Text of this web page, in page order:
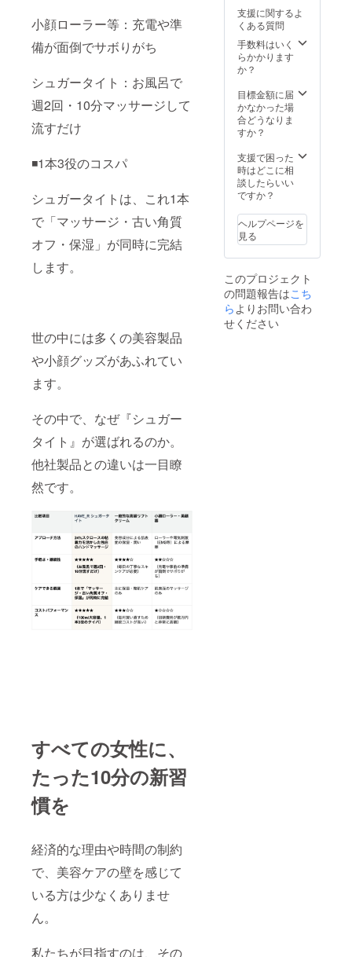
小顔ローラー等：充電や準
備が面倒でサボりがち
シュガータイト：お風呂で
週2回・10分マッサージして
流すだけ
◾️1本3役のコスパ
シュガータイトは、これ1本
で「マッサージ・古い角質
オフ・保湿」が同時に完結
します。
世の中には多くの美容製品
や小顔グッズがあふれてい
ます。
その中で、なぜ『シュガー
タイト』が選ばれるのか。
他社製品との違いは一目瞭
然です。
すべての女性に、
たった10分の新習
慣を
経済的な理由や時間の制約
で、美容ケアの壁を感じて
いる方は少なくありませ
ん。
私たちが目指すのは、その
い方
は、こ
ちらの
セット
めで
す！ お
届け内
R シュ
ガータ
イト
（100m
付属
品：日
本語版
オリジ
用マ
ニュア
ル
た、本
プロ
ジェク
ト最大
の
Fとなる
特割
セット
です。
スペ
シャル
ケアを
習慣化
ロ級の
仕上が
りを日
常に取
ましょ
う。ス
トック
用とし
てはも
支援に関するよ
くある質問
手数料はいく
らかかります
か？
目標金額に届
かなかった場
合どうなりま
すか？
支援で困った
時はどこに相
談したらいい
ですか？
ヘルプページを
見る
このプロジェクト
の問題報告はこち
ら よりお問い合わ
せください